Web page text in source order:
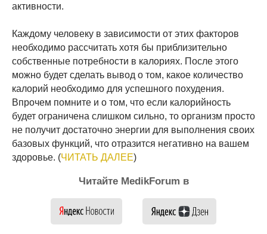
активности.
Каждому человеку в зависимости от этих факторов
необходимо рассчитать хотя бы приблизительно
собственные потребности в калориях. После этого
можно будет сделать вывод о том, какое количество
калорий необходимо для успешного похудения.
Впрочем помните и о том, что если калорийность
будет ограничена слишком сильно, то организм просто
не получит достаточно энергии для выполнения своих
базовых функций, что отразится негативно на вашем
здоровье. (ЧИТАТЬ ДАЛЕЕ)
Читайте MedikForum в